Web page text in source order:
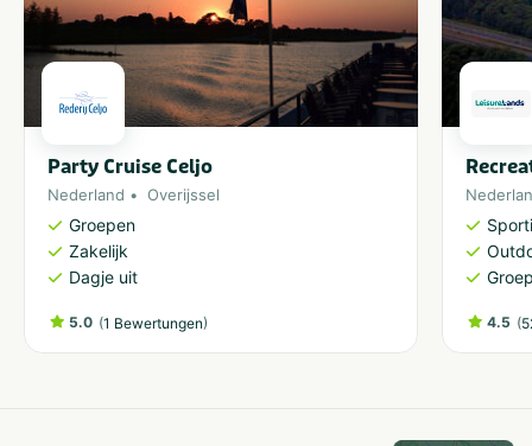
Party Cruise Celjo
Nederland Overijssel
Groepen
Zakelijk
Dagje uit
5.0 (1 Bewertungen) 4.5 (